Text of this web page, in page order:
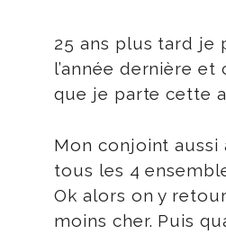
25 ans plus tard je
l’année dernière
que je parte cette
Mon conjoint
tous les 4
Ok alors on y
moins cher. Puis